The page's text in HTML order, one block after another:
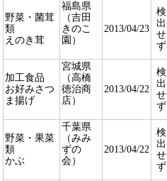
野菜・菌茸
類
えのき茸
福島県
（吉田
きのこ
園）
2013/04/23
検
出
せ
ず
加工食品
お好みさつ
ま揚げ
宮城県
（高橋
徳治商
店）
2013/04/22
検
出
せ
ず
野菜・果菜
類
かぶ
千葉県
（みみ
ずの
会）
2013/04/22
検
出
せ
ず